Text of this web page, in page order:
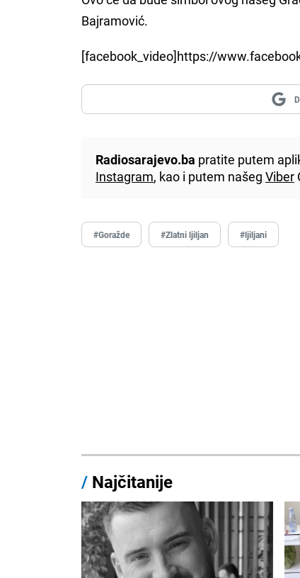
Bajramović.
[facebook_video]https://
Radiosarajevo.ba pratite putem
Instagram, kao i putem našeg Viber
#Goražde #Zlatni ljiljan #ljiljani
/ Najčitanije